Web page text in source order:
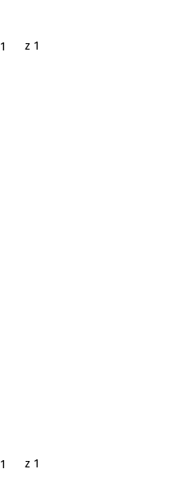
z 1
z 1